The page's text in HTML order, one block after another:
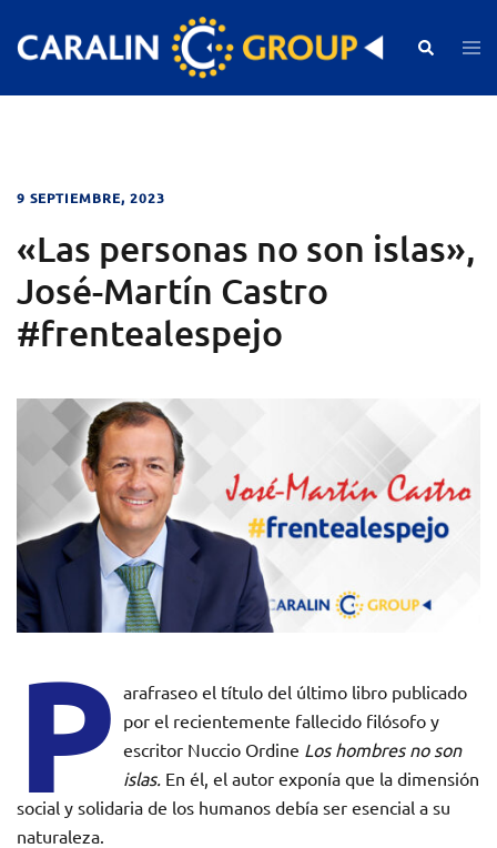
Search
9 SEPTIEMBRE, 2023
«Las personas no son islas»,
José-Martín Castro
#frentealespejo
P
arafraseo el título del último libro publicado
por el recientemente fallecido filósofo y
escritor Nuccio Ordine Los hombres no son
islas. En él, el autor exponía que la dimensión
social y solidaria de los humanos debía ser esencial a su
naturaleza.